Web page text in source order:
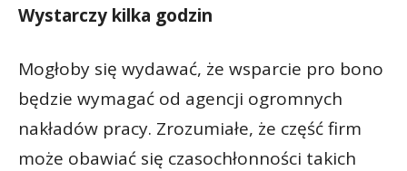
Wystarczy kilka godzin
Mogłoby się wydawać, że wsparcie pro bono
będzie wymagać od agencji ogromnych
nakładów pracy. Zrozumiałe, że część firm
może obawiać się czasochłonności takich